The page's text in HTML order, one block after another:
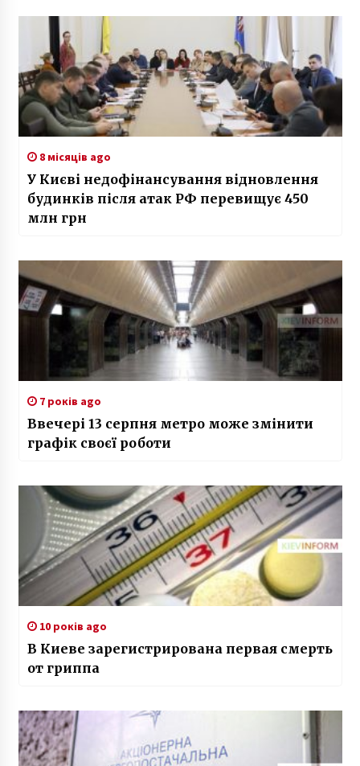
8 місяців ago
У Києві недофінансування відновлення
будинків після атак РФ перевищує 450
млн грн
7 років ago
Ввечері 13 серпня метро може змінити
графік своєї роботи
10 років ago
В Киеве зарегистрирована первая смерть
от гриппа